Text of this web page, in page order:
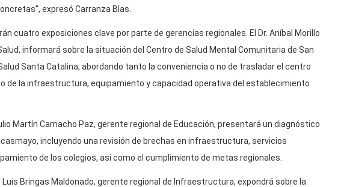
expresó Carranza Blas.
cuatro exposiciones clave por parte de gerencias regionales. El Dr. Aníbal Morillo
informará sobre la situación del Centro de Salud Mental Comunitaria de San
Santa Catalina, abordando tanto la conveniencia o no de trasladar el centro
de la infraestructura, equipamiento y capacidad operativa del establecimiento
Martín Camacho Paz, gerente regional de Educación, presentará un diagnóstico
incluyendo una revisión de brechas en infraestructura, servicios
de los colegios, así como el cumplimiento de metas regionales.
Bringas Maldonado, gerente regional de Infraestructura, expondrá sobre la